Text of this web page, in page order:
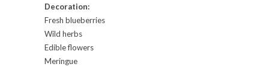
Decoration:
Fresh blueberries
Wild herbs
Edible flowers
Meringue